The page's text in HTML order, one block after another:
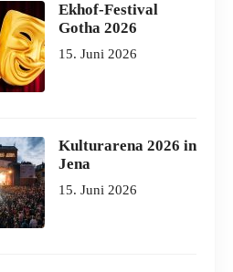
Ekhof-Festival
Gotha 2026
15. Juni 2026
Kulturarena 2026 in
Jena
15. Juni 2026